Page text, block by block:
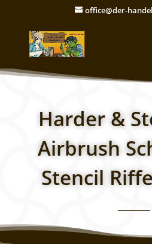
office@der-
Harder &
Airbrush
Stencil